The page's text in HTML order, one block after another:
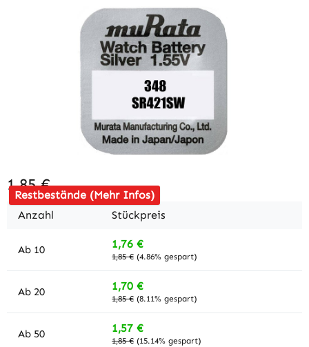
Bildergalerie überspringen
Restbestände (Mehr Infos)
1,85 €
Anzahl Stückpreis
Ab 10 1,76 €
1,85 € (4.86% gespart)
Ab 20 1,70 €
1,85 € (8.11% gespart)
Ab 50 1,57 €
1,85 € (15.14% gespart)